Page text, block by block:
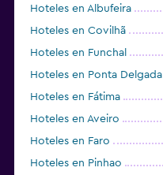
Hoteles en Albufeira
Hoteles en Covilhã
Hoteles en Funchal
Hoteles en Ponta Delgada
Hoteles en Fátima
Hoteles en Aveiro
Hoteles en Faro
Hoteles en Pinhao